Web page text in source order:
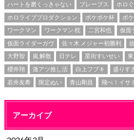
ハートを磨くっきゃない
ブレーブス
ホロ
ホロライブプロダクション
ポケポケ杯 ポ
ワークマン
ワークマン 枕 二宮和也
仮面
仮面ライダーガヴ
佐々木 メジャー初勝利
大野智
嵐 解散 日テレ 星街すいせい
櫻井翔
激アツ推し活 白上フブキ 盛りす
若井友希
限定ぬい 青山剛昌 飛べ！イサミ
アーカイブ